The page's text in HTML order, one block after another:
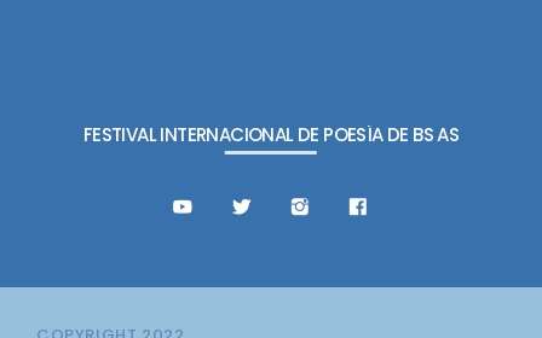
FESTIVAL INTERNACIONAL DE POESÍA DE BS AS